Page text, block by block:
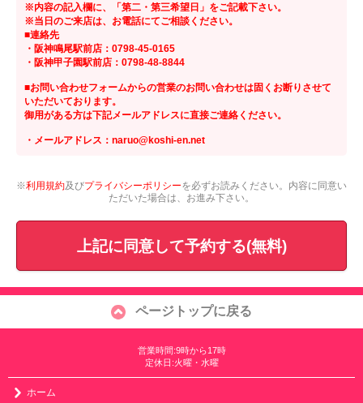
※内容の記入欄に、「第二・第三希望日」をご記載下さい。
※当日のご来店は、お電話にてご相談ください。
■連絡先
・阪神鳴尾駅前店：0798-45-0165
・阪神甲子園駅前店：0798-48-8844
■お問い合わせフォームからの営業のお問い合わせは固くお断りさせて
いただいております。
御用がある方は下記メールアドレスに直接ご連絡ください。
・メールアドレス：naruo@koshi-en.net
※利用規約及びプライバシーポリシーを必ずお読みください。内容に同意い
ただいた場合は、お進み下さい。
上記に同意して予約する(無料)
ページトップに戻る
営業時間:9時から17時
定休日:火曜・水曜
ホーム